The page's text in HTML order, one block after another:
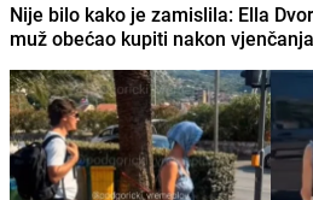
Nije bilo kako je zamislila: Ella
muž obećao kupiti nakon vjenčanja